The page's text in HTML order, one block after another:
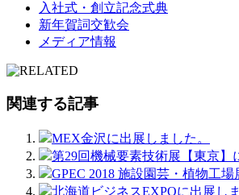
入社式・創立記念式典
新年賀詞交歓会
メディア情報
関連する記事
MEX金沢に出展しました。
第29回機械要素技術展【東京】
GPEC 2018 施設園芸・植物工
北海道ビジネスEXPOに出展し